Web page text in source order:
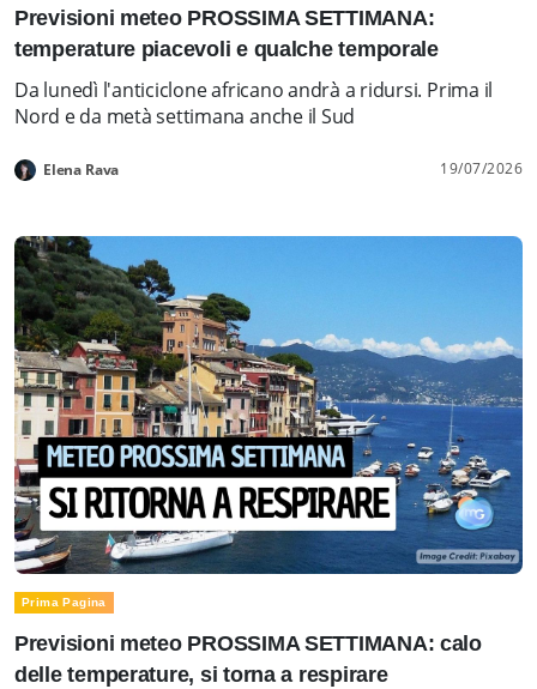
Previsioni meteo PROSSIMA SETTIMANA:
temperature piacevoli e qualche temporale
Da lunedì l'anticiclone africano andrà a ridursi. Prima il
Nord e da metà settimana anche il Sud
Elena Rava 19/07/2026
Prima Pagina
Previsioni meteo PROSSIMA SETTIMANA: calo
delle temperature, si torna a respirare